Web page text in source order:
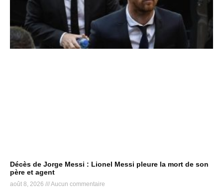
Décès de Jorge Messi : Lionel Messi pleure la mort de son
père et agent
août 8, 2026 Aucun commentaire